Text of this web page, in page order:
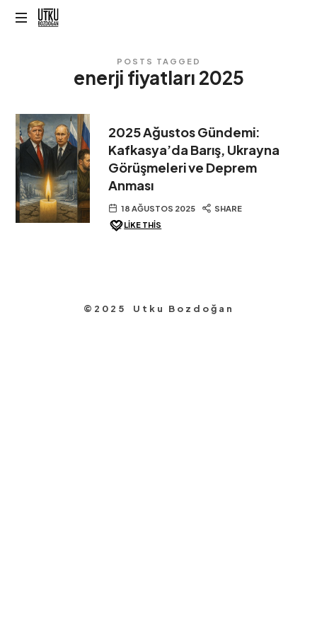
Utku
POSTS TAGGED
enerji fiyatları 2025
2025 Ağustos Gündemi:
Kafkasya’da Barış, Ukrayna
Görüşmeleri ve Deprem
Anması
18 AĞUSTOS 2025
SHARE
LIKE THIS
©2025 Utku Bozdoğan